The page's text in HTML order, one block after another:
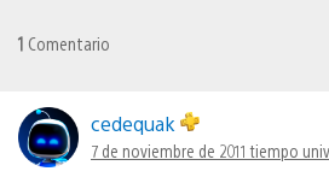
1 Comentario
cedequak
7 de noviembre de 2011 tiempo